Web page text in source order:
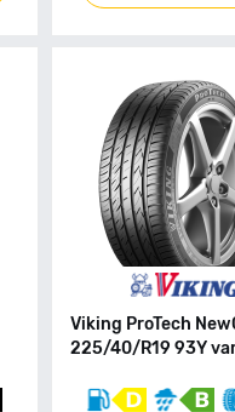
Viking ProTech
225/40/R19 93Y